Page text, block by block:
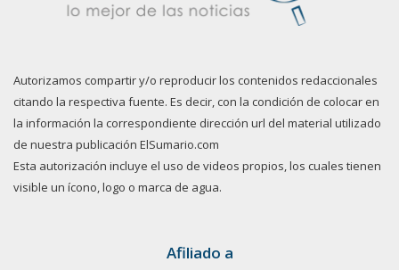
Autorizamos compartir y/o reproducir los contenidos redaccionales
citando la respectiva fuente. Es decir, con la condición de colocar en
la información la correspondiente dirección url del material utilizado
de nuestra publicación ElSumario.com
Esta autorización incluye el uso de videos propios, los cuales tienen
visible un ícono, logo o marca de agua.
Afiliado a